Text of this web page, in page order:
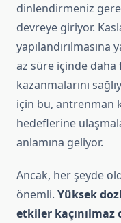
dinlendirmeniz
devreye giriyor.
yapılandırılmasına
az süre içinde daha
kazanmalarını
için bu, antrenman
hedeflerine
anlamına geliyor.
Ancak, her şeyde
önemli. Yüksek
etkiler kaçınılmaz